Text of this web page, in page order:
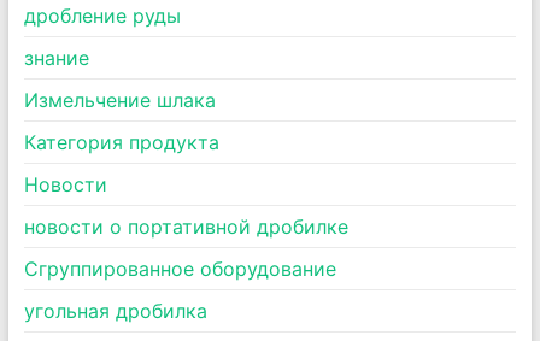
дробление руды
знание
Измельчение шлака
Категория продукта
Новости
новости о портативной дробилке
Сгруппированное оборудование
угольная дробилка